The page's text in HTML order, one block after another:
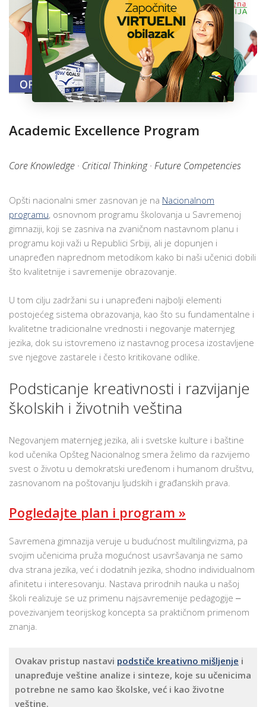
ŠKOLA
Academic Excellence Program
Core Knowledge · Critical Thinking · Future Competencies
Opšti nacionalni smer zasnovan je na Nacionalnom
programu, osnovnom programu školovanja u Savremenoj
gimnaziji, koji se zasniva na zvaničnom nastavnom planu i
programu koji važi u Republici Srbiji, ali je dopunjen i
unapređen naprednom metodikom kako bi naši učenici dobili
što kvalitetnije i savremenije obrazovanje.
U tom cilju zadržani su i unapređeni najbolji elementi
postojećeg sistema obrazovanja, kao što su fundamentalne i
kvalitetne tradicionalne vrednosti i negovanje maternjeg
jezika, dok su istovremeno iz nastavnog procesa izostavljene
sve njegove zastarele i često kritikovane odlike.
Podsticanje kreativnosti i razvijanje
školskih i životnih veština
Negovanjem maternjeg jezika, ali i svetske kulture i baštine
kod učenika Opšteg Nacionalnog smera želimo da razvijemo
svest o životu u demokratski uređenom i humanom društvu,
zasnovanom na poštovanju ljudskih i građanskih prava.
Pogledajte plan i program »
Savremena gimnazija veruje u budućnost multilingvizma, pa
svojim učenicima pruža mogućnost usavršavanja ne samo
dva strana jezika, već i dodatnih jezika, shodno individualnom
afinitetu i interesovanju. Nastava prirodnih nauka u našoj
školi realizuje se uz primenu najsavremenije pedagogije ‒
povezivanjem teorijskog koncepta sa praktičnom primenom
znanja.
Ovakav pristup nastavi podstiče kreativno mišljenje i
unapređuje veštine analize i sinteze, koje su učenicima
potrebne ne samo kao školske, već i kao životne
veštine.